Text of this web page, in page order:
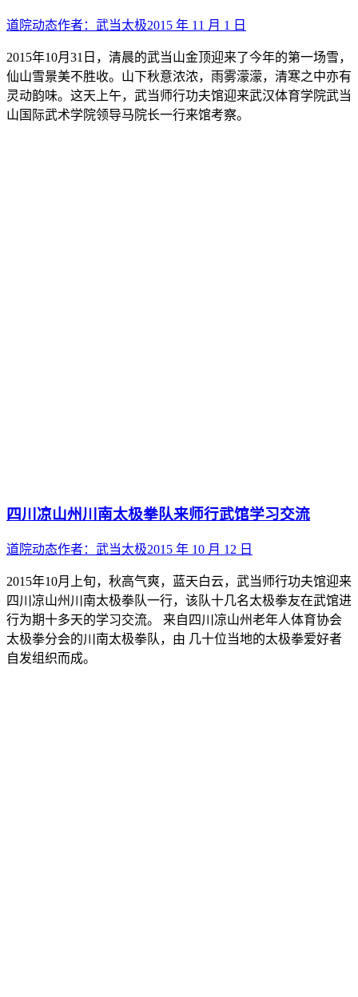
道院动态作者： 武当太极2015 年 11 月 1 日
2015年10月31日，清晨的武当山金顶迎来了今年的第一场雪，
仙山雪景美不胜收。山下秋意浓浓，雨雾濛濛，清寒之中亦有
灵动韵味。这天上午，武当师行功夫馆迎来武汉体育学院武当
山国际武术学院领导马院长一行来馆考察。
四川凉山州川南太极拳队来师行武馆学习交流
道院动态作者： 武当太极2015 年 10 月 12 日
2015年10月上旬，秋高气爽，蓝天白云，武当师行功夫馆迎来
四川凉山州川南太极拳队一行，该队十几名太极拳友在武馆进
行为期十多天的学习交流。 来自四川凉山州老年人体育协会
太极拳分会的川南太极拳队，由 几十位当地的太极拳爱好者
自发组织而成。